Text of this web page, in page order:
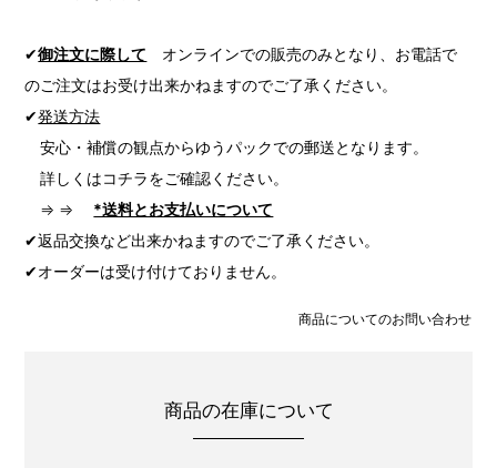
✔御注文に際して オンラインでの販売のみとなり、お電話で
のご注文はお受け出来かねますのでご了承ください。
✔発送方法
安心・補償の観点からゆうパックでの郵送となります。
詳しくはコチラをご確認ください。
⇒ ⇒
*送料とお支払いについて
✔返品交換など出来かねますのでご了承ください。
✔オーダーは受け付けておりません。
商品についてのお問い合わせ
商品の在庫について